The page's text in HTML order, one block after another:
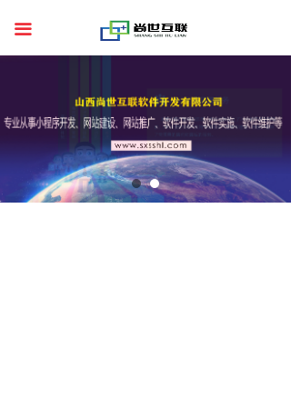
끀
首页
关于我们
行业资讯
联系我们